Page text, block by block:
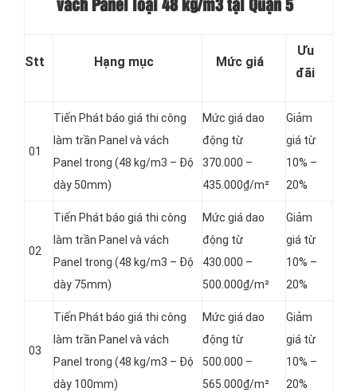
vách Panel loại 48 kg/m3 tại Quận 5
Stt Hạng mục Mức giá
Ưu
đãi
01
Tiến Phát báo giá thi công
làm trần Panel và vách
Panel trong (48 kg/m3 – Độ
dày 50mm)
Mức giá dao
động từ
370.000 –
435.000₫/m²
Giảm
giá từ
10% –
20%
02
Tiến Phát báo giá thi công
làm trần Panel và vách
Panel trong (48 kg/m3 – Độ
dày 75mm)
Mức giá dao
động từ
430.000 –
500.000₫/m²
Giảm
giá từ
10% –
20%
03
Tiến Phát báo giá thi công
làm trần Panel và vách
Panel trong (48 kg/m3 – Độ
dày 100mm)
Mức giá dao
động từ
500.000 –
565.000₫/m²
Giảm
giá từ
10% –
20%